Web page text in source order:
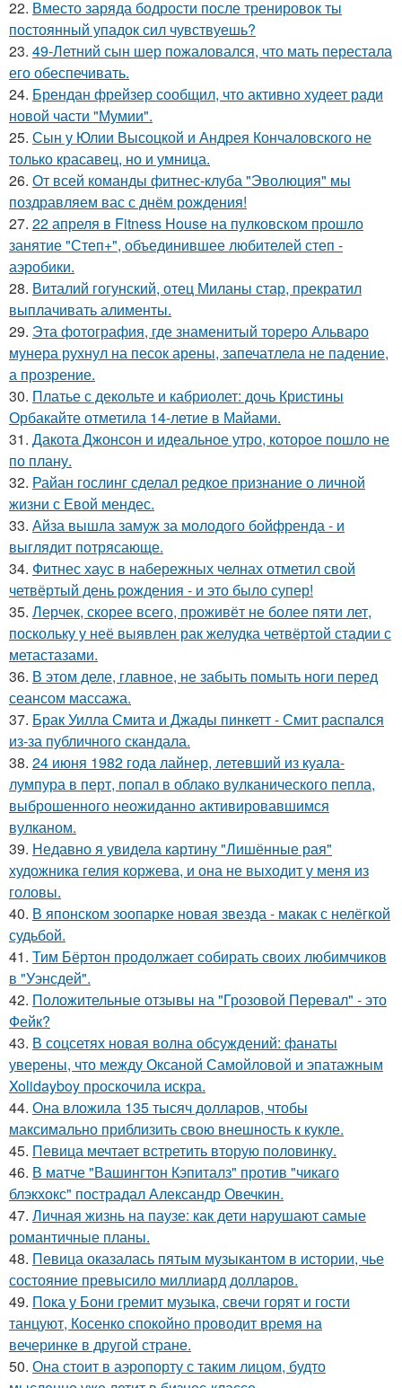
22. Вместо заряда бодрости после тренировок ты
постоянный упадок сил чувствуешь?
23. 49-Летний сын шер пожаловался, что мать перестала
его обеспечивать.
24. Брендан фрейзер сообщил, что активно худеет ради
новой части "Мумии".
25. Сын у Юлии Высоцкой и Андрея Кончаловского не
только красавец, но и умница.
26. От всей команды фитнес-клуба "Эволюция" мы
поздравляем вас с днём рождения!
27. 22 апреля в Fitness House на пулковском прошло
занятие "Степ+", объединившее любителей степ -
аэробики.
28. Виталий гогунский, отец Миланы стар, прекратил
выплачивать алименты.
29. Эта фотография, где знаменитый тореро Альваро
мунера рухнул на песок арены, запечатлела не падение,
а прозрение.
30. Платье с декольте и кабриолет: дочь Кристины
Орбакайте отметила 14-летие в Майами.
31. Дакота Джонсон и идеальное утро, которое пошло не
по плану.
32. Райан гослинг сделал редкое признание о личной
жизни с Евой мендес.
33. Айза вышла замуж за молодого бойфренда - и
выглядит потрясающе.
34. Фитнес хаус в набережных челнах отметил свой
четвёртый день рождения - и это было супер!
35. Лерчек, скорее всего, проживёт не более пяти лет,
поскольку у неё выявлен рак желудка четвёртой стадии с
метастазами.
36. В этом деле, главное, не забыть помыть ноги перед
сеансом массажа.
37. Брак Уилла Смита и Джады пинкетт - Смит распался
из-за публичного скандала.
38. 24 июня 1982 года лайнер, летевший из куала-
лумпура в перт, попал в облако вулканического пепла,
выброшенного неожиданно активировавшимся
вулканом.
39. Недавно я увидела картину "Лишённые рая"
художника гелия коржева, и она не выходит у меня из
головы.
40. В японском зоопарке новая звезда - макак с нелёгкой
судьбой.
41. Тим Бёртон продолжает собирать своих любимчиков
в "Уэнсдей".
42. Положительные отзывы на "Грозовой Перевал" - это
Фейк?
43. В соцсетях новая волна обсуждений: фанаты
уверены, что между Оксаной Самойловой и эпатажным
Xolidayboy проскочила искра.
44. Она вложила 135 тысяч долларов, чтобы
максимально приблизить свою внешность к кукле.
45. Певица мечтает встретить вторую половинку.
46. В матче "Вашингтон Кэпиталз" против "чикаго
блэкхокс" пострадал Александр Овечкин.
47. Личная жизнь на паузе: как дети нарушают самые
романтичные планы.
48. Певица оказалась пятым музыкантом в истории, чье
состояние превысило миллиард долларов.
49. Пока у Бони гремит музыка, свечи горят и гости
танцуют, Косенко спокойно проводит время на
вечеринке в другой стране.
50. Она стоит в аэропорту с таким лицом, будто